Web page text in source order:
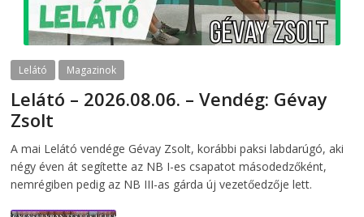
Lelátó Magazinok
Lelátó – 2026.08.06. – Vendég: Gévay
Zsolt
A mai Lelátó vendége Gévay Zsolt, korábbi paksi labdarúgó, aki
négy éven át segítette az NB I-es csapatot másodedzőként,
nemrégiben pedig az NB III-as gárda új vezetőedzője lett.